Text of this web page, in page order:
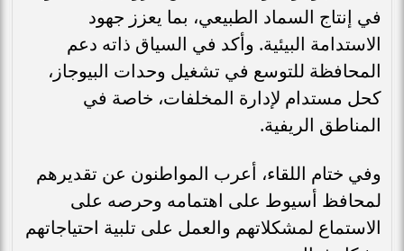
في إنتاج السماد الطبيعي، بما يعزز جهود
الاستدامة البيئية. وأكد في السياق ذاته دعم
المحافظة للتوسع في تشغيل وحدات البيوجاز،
كحل مستدام لإدارة المخلفات، خاصة في
المناطق الريفية.
وفي ختام اللقاء، أعرب المواطنون عن تقديرهم
لمحافظ أسيوط على اهتمامه وحرصه على
الاستماع لمشكلاتهم والعمل على تلبية احتياجاتهم